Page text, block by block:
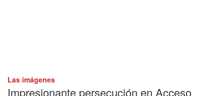
Las imágenes
Impresionante persecución en Acceso